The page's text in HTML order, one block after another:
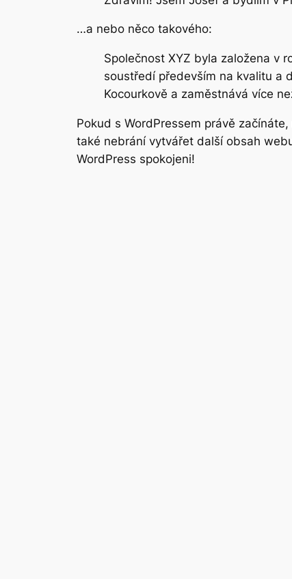
…a nebo něco takového:
Společnost XYZ byla založena v
soustředí především na kvalitu a
Kocourkově a zaměstnává více
Pokud s WordPressem právě
také nebrání vytvářet další obsah
WordPress spokojeni!